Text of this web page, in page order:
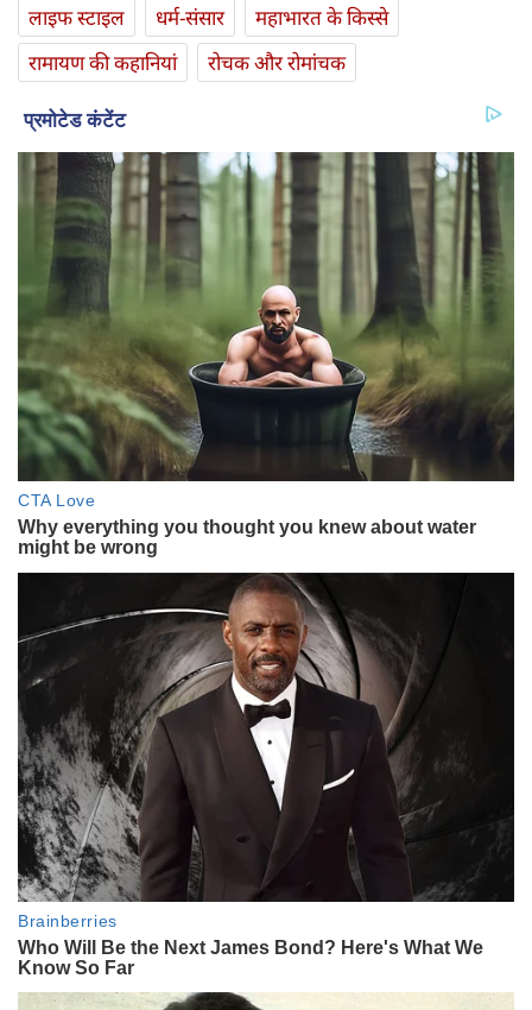
लाइफ स्‍टाइल
धर्म-संसार
महाभारत के किस्से
रामायण की कहानियां
रोचक और रोमांचक